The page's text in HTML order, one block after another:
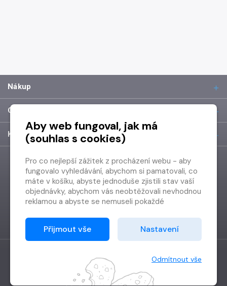
Nákup
O společnosti
Kontakt
Vytvořilo Grand IT s.r.o.
Copyright © 2026 Radioservis a.s.
Aby web fungoval, jak má
(souhlas s cookies)
Pro co nejlepší zážitek z procházení webu - aby
fungovalo vyhledávání, abychom si pamatovali, co
máte v košíku, abyste jednoduše zjistili stav vaší
objednávky, abychom vás neobtěžovali nevhodnou
reklamou a abyste se nemuseli pokaždé
Proto od vás potřebujeme souhlas se
zpracováním souborů cookies
Děkujeme, že nám ho dáte a pomůžete nám tak
Přijmout vše Nastavení
Odmítnout vše